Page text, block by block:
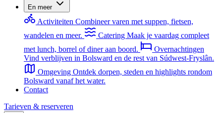
En meer
Activiteiten Combineer varen met suppen, fietsen,
wandelen en meer.
Catering Maak je vaardag compleet
met lunch, borrel of diner aan boord.
Overnachtingen
Vind verblijven in Bolsward en de rest van Súdwest-Fryslân.
Omgeving Ontdek dorpen, steden en highlights rondom
Bolsward vanaf het water.
Contact
Tarieven & reserveren